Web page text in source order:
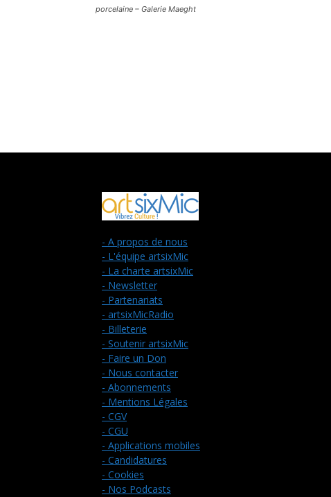
porcelaine – Galerie Maeght
- A propos de nous
- L'équipe artsixMic
- La charte artsixMic
- Newsletter
- Partenariats
- artsixMicRadio
- Billeterie
- Soutenir artsixMic
- Faire un Don
- Nous contacter
- Abonnements
- Mentions Légales
- CGV
- CGU
- Applications mobiles
- Candidatures
- Cookies
- Nos Podcasts